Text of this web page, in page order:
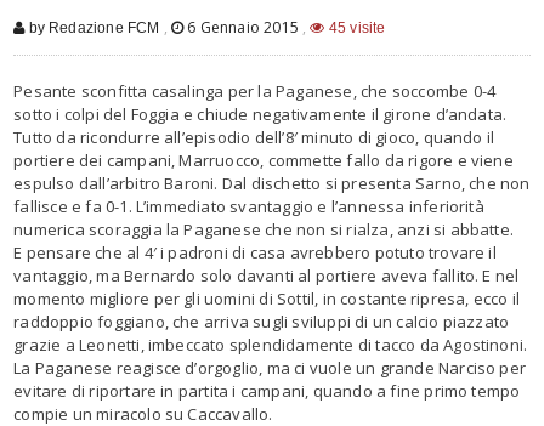
by Redazione FCM , 6 Gennaio 2015 , 45 visite
Pesante sconfitta casalinga per la Paganese, che soccombe 0-4
sotto i colpi del Foggia e chiude negativamente il girone d’andata.
Tutto da ricondurre all’episodio dell’8′ minuto di gioco, quando il
portiere dei campani, Marruocco, commette fallo da rigore e viene
espulso dall’arbitro Baroni. Dal dischetto si presenta Sarno, che non
fallisce e fa 0-1. L’immediato svantaggio e l’annessa inferiorità
numerica scoraggia la Paganese che non si rialza, anzi si abbatte.
E pensare che al 4′ i padroni di casa avrebbero potuto trovare il
vantaggio, ma Bernardo solo davanti al portiere aveva fallito. E nel
momento migliore per gli uomini di Sottil, in costante ripresa, ecco il
raddoppio foggiano, che arriva sugli sviluppi di un calcio piazzato
grazie a Leonetti, imbeccato splendidamente di tacco da Agostinoni.
La Paganese reagisce d’orgoglio, ma ci vuole un grande Narciso per
evitare di riportare in partita i campani, quando a fine primo tempo
compie un miracolo su Caccavallo.